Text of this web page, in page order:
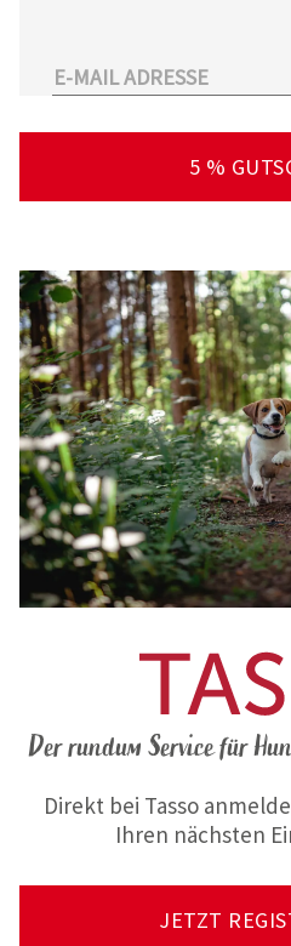
großen Anzahl an
finden –
5 %
Der rundum Service für
Direkt bei Tasso
Ihren nächsten
JETZT